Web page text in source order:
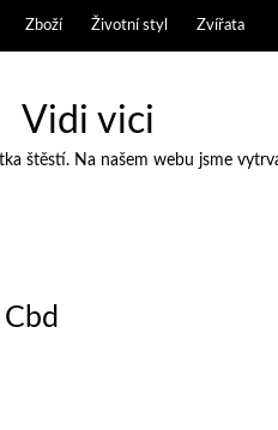
Zboží Životní styl Zvířata
Vidi vici
štěstí. Na našem webu jsme